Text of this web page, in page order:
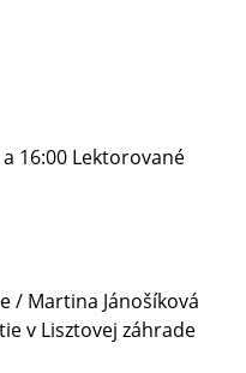
a 16:00 Lektorované
/ Martina Jánošíková
v Lisztovej záhrade